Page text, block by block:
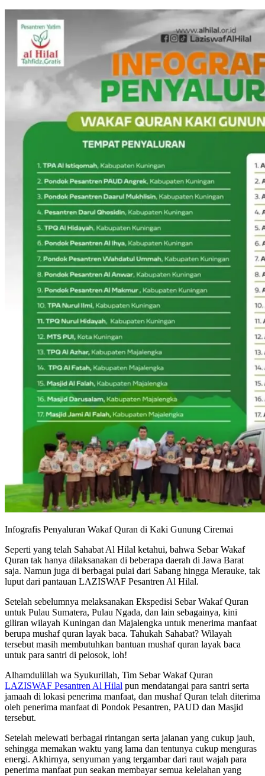
Infografis Penyaluran Wakaf Quran di Kaki Gunung Ciremai
Seperti yang telah Sahabat Al Hilal ketahui, bahwa Sebar Wakaf
Quran tak hanya dilaksanakan di beberapa daerah di Jawa Barat
saja. Namun juga di berbagai pulai dari Sabang hingga Merauke, tak
luput dari pantauan LAZISWAF Pesantren Al Hilal.
Setelah sebelumnya melaksanakan Ekspedisi Sebar Wakaf Quran
untuk Pulau Sumatera, Pulau Ngada, dan lain sebagainya, kini
giliran wilayah Kuningan dan Majalengka untuk menerima manfaat
berupa mushaf quran layak baca. Tahukah Sahabat? Wilayah
tersebut masih membutuhkan bantuan mushaf quran layak baca
untuk para santri di pelosok, loh!
Alhamdulillah wa Syukurillah, Tim Sebar Wakaf Quran
LAZISWAF Pesantren Al Hilal pun mendatangai para santri serta
jamaah di lokasi penerima manfaat, dan mushaf Quran telah diterima
oleh penerima manfaat di Pondok Pesantren, PAUD dan Masjid
tersebut.
Setelah melewati berbagai rintangan serta jalanan yang cukup jauh,
sehingga memakan waktu yang lama dan tentunya cukup menguras
energi. Akhirnya, senyuman yang tergambar dari raut wajah para
penerima manfaat pun seakan membayar semua kelelahan yang